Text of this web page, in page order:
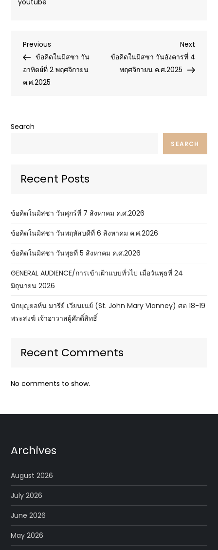
youtube
Post
navigation
Previous
Post
Previous
ข้อคิดในมิสซา วัน
อาทิตย์ที่ 2 พฤศจิกายน
ค.ศ.2025
Next
Post
Next
ข้อคิดในมิสซา วันอังคารที่ 4
พฤศจิกายน ค.ศ.2025
Search
SEARCH
Recent Posts
ข้อคิดในมิสซา วันศุกร์ที่ 7 สิงหาคม ค.ศ.2026
ข้อคิดในมิสซา วันพฤหัสบดีที่ 6 สิงหาคม ค.ศ.2026
ข้อคิดในมิสซา วันพุธที่ 5 สิงหาคม ค.ศ.2026
GENERAL AUDIENCE/การเข้าเฝ้าแบบทั่วไป เมื่อวันพุธที่ 24
มิถุนายน 2026
นักบุญยอห์น มารีย์ เวียนเนย์ (St. John Mary Vianney) ศต 18-19
พระสงฆ์ เจ้าอาวาสผู้ศักดิ์สิทธิ์
Recent Comments
No comments to show.
Archives
August 2026
July 2026
June 2026
May 2026